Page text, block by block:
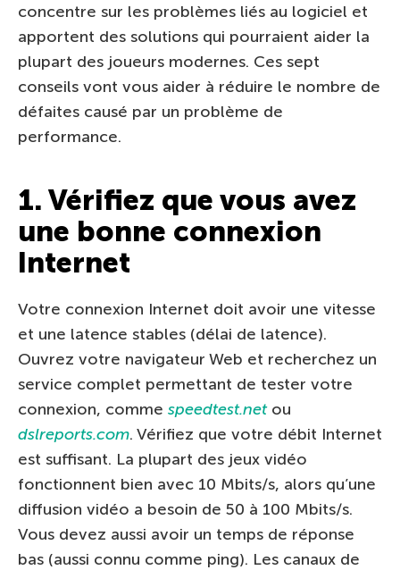
concentre sur les problèmes liés au logiciel et
apportent des solutions qui pourraient aider la
plupart des joueurs modernes. Ces sept
conseils vont vous aider à réduire le nombre de
défaites causé par un problème de
performance.
1. Vérifiez que vous avez
une bonne connexion
Internet
Votre connexion Internet doit avoir une vitesse
et une latence stables (délai de latence).
Ouvrez votre navigateur Web et recherchez un
service complet permettant de tester votre
connexion, comme speedtest.netou
dslreports.com. Vérifiez que votre débit Internet
est suffisant. La plupart des jeux vidéo
fonctionnent bien avec 10 Mbits/s, alors qu’une
diffusion vidéo a besoin de 50 à 100 Mbits/s.
Vous devez aussi avoir un temps de réponse
bas (aussi connu comme ping). Les canaux de